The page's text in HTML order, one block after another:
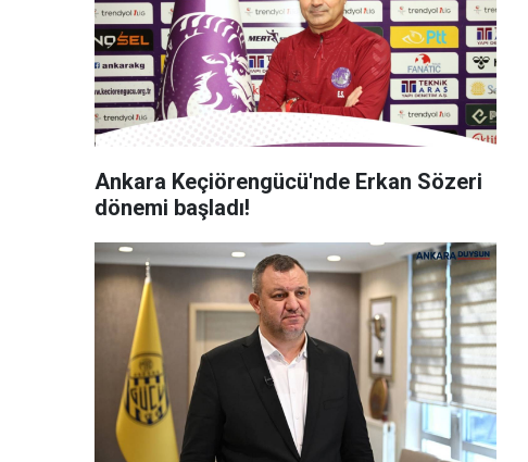
Ankara Keçiörengücü'nde Erkan Sözeri
dönemi başladı!